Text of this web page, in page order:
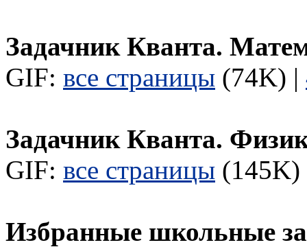
Задачник Кванта.
GIF: все страницы (74K) |
Задачник Кванта.
GIF: все страницы
Избранные школьные